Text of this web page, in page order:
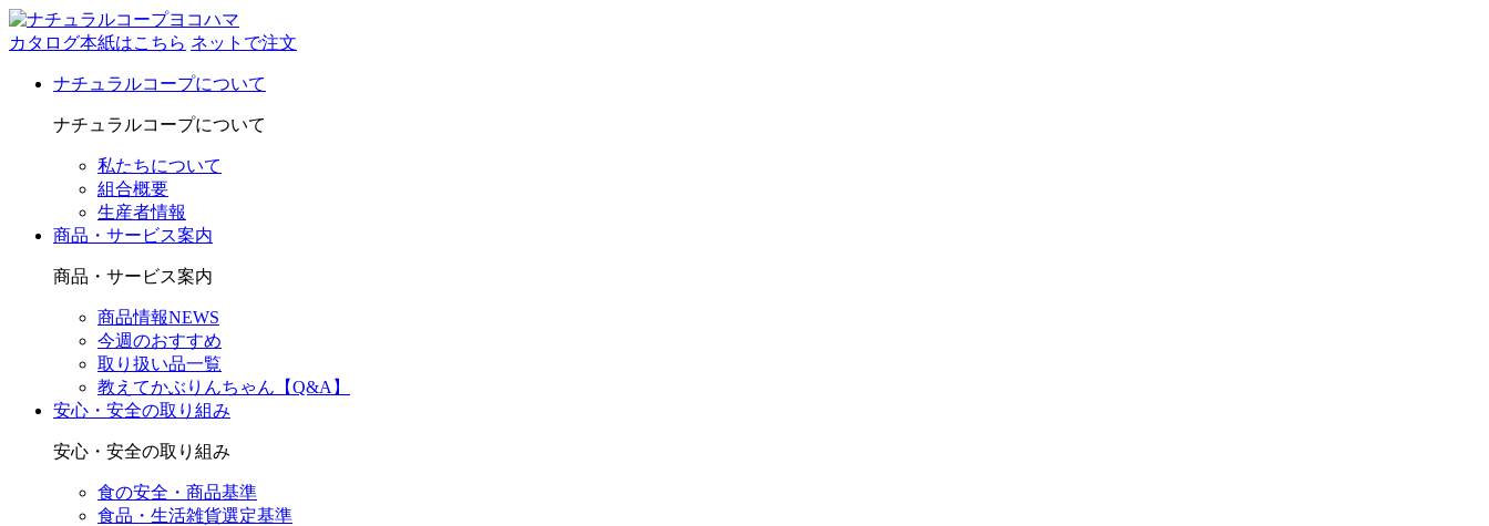
カタログ本紙はこちら ネットで注文
ナチュラルコープについて
ナチュラルコープについて
私たちについて
組合概要
生産者情報
商品・サービス案内
商品・サービス案内
商品情報NEWS
今週のおすすめ
取り扱い品一覧
教えてかぶりんちゃん【Q&A】
安心・安全の取り組み
安心・安全の取り組み
食の安全・商品基準
食品・生活雑貨選定基準